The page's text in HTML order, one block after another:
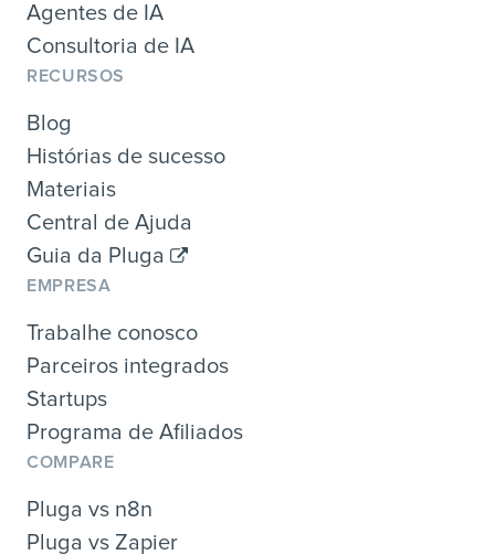
Agentes de IA
Consultoria de IA
RECURSOS
Blog
Histórias de sucesso
Materiais
Central de Ajuda
Guia da Pluga
EMPRESA
Trabalhe conosco
Parceiros integrados
Startups
Programa de Afiliados
COMPARE
Pluga vs n8n
Pluga vs Zapier